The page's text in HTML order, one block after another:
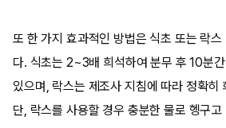
또 한 가지 효과적인 방법은 식초 또는 락스
다. 식초는 2~3배 희석하여 분무 후 10분
있으며, 락스는 제조사 지침에 따라 정확히
단, 락스를 사용할 경우 충분한 물로 헹구